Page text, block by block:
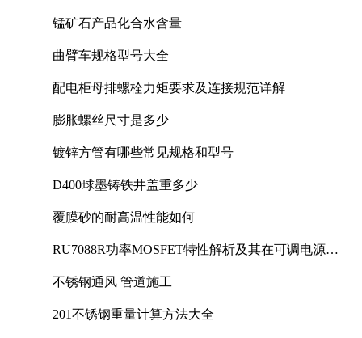
锰矿石产品化合水含量
曲臂车规格型号大全
配电柜母排螺栓力矩要求及连接规范详解
膨胀螺丝尺寸是多少
镀锌方管有哪些常见规格和型号
D400球墨铸铁井盖重多少
覆膜砂的耐高温性能如何
RU7088R功率MOSFET特性解析及其在可调电源设
不锈钢通风 管道施工
201不锈钢重量计算方法大全